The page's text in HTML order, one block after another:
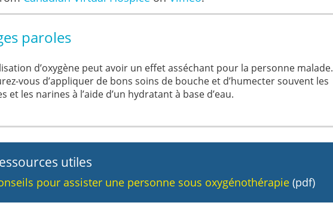
paroles
d’oxygène peut avoir un effet asséchant pour la personne malade.
vous d’appliquer de bons soins de bouche et d’humecter souvent les
et les narines à l’aide d’un hydratant à base d’eau.
utiles
pour assister une personne sous oxygénothérapie (pdf)